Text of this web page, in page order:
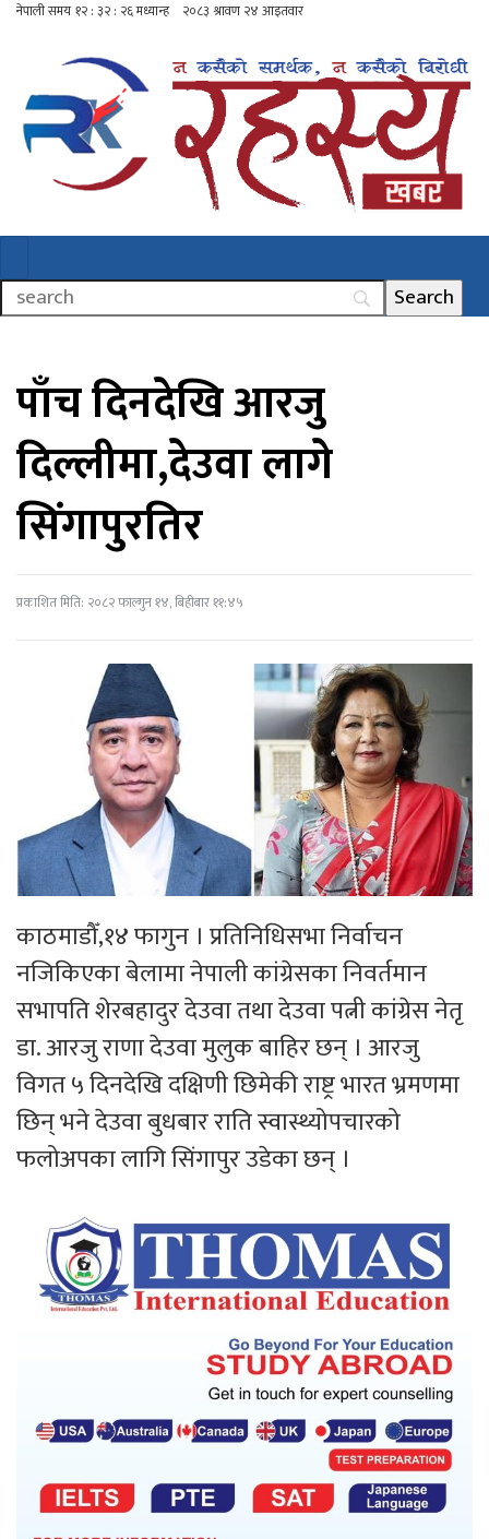
पाँच दिनदेखि आरजु
दिल्लीमा,देउवा लागे
सिंगापुरतिर
प्रकाशित मिति: २०८२ फाल्गुन १४, बिहीबार ११:४५
काठमाडौँ,१४ फागुन । प्रतिनिधिसभा निर्वाचन
नजिकिएका बेलामा नेपाली कांग्रेसका निवर्तमान
सभापति शेरबहादुर देउवा तथा देउवा पत्नी कांग्रेस नेतृ
डा. आरजु राणा देउवा मुलुक बाहिर छन् । आरजु
विगत ५ दिनदेखि दक्षिणी छिमेकी राष्ट्र भारत भ्रमणमा
छिन् भने देउवा बुधबार राति स्वास्थ्योपचारको
फलोअपका लागि सिंगापुर उडेका छन् ।